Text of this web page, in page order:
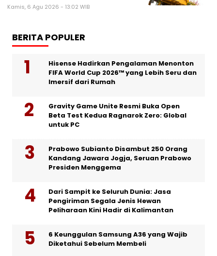
Kamis, 6 Agu 2026 - 13:02 WIB
BERITA POPULER
Hisense Hadirkan Pengalaman Menonton
FIFA World Cup 2026™ yang Lebih Seru dan
Imersif dari Rumah
Gravity Game Unite Resmi Buka Open
Beta Test Kedua Ragnarok Zero: Global
untuk PC
Prabowo Subianto Disambut 250 Orang
Kandang Jawara Jogja, Seruan Prabowo
Presiden Menggema
Dari Sampit ke Seluruh Dunia: Jasa
Pengiriman Segala Jenis Hewan
Peliharaan Kini Hadir di Kalimantan
6 Keunggulan Samsung A36 yang Wajib
Diketahui Sebelum Membeli